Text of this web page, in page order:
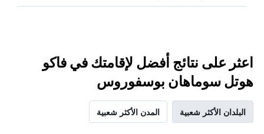
اعثر على نتائج أفضل لإقامتك في فاكو
هوتل سوماهان بوسفوروس
البلدان الأكثر شعبية المدن الأكثر شعبية